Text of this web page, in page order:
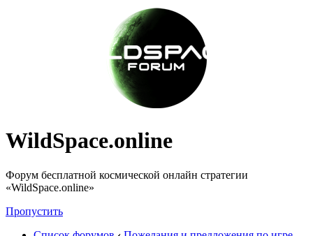
WildSpace.online
Форум бесплатной космической онлайн стратегии
«WildSpace.online»
Пропустить